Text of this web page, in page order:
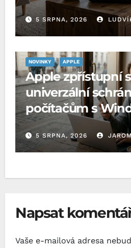
5 SRPNA, 2026
NOVINKY APPLE
Apple zpřístupní
univerzální
počítačům s
Microsoft o to
5 SRPNA, 2026
Napsat
Vaše e-mailová adresa